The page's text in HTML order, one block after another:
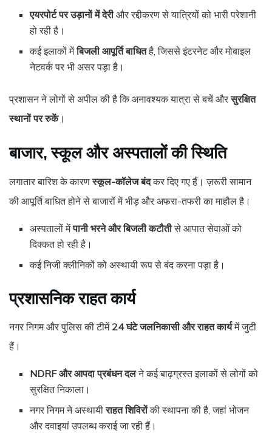
एयरपोर्ट पर उड़ानों में देरीऔर रद्दीकरण से यात्रियों को भारी परेशानी
हो रही है।
कई इलाकों मेंबिजली आपूर्ति बाधितहै, जिससे इंटरनेट और मोबाइल
नेटवर्क पर भी असर पड़ा है।
प्रशासन ने लोगों से अपील की है कि अनावश्यक यात्रा से बचें औरसुरक्षित
स्थानों पर रुकें।
बाजार, स्कूल और अस्पतालों की स्थिति
लगातार बारिश के कारणस्कूल-कॉलेज बंदकर दिए गए हैं। ज़रूरी सामान
की आपूर्ति बाधित होने से बाजारों में भीड़ और अफरा-तफरी का माहौल है।
अस्पतालों मेंपानी भरने और बिजली कटौतीसे आपात सेवाओं को
दिक्कत हो रही है।
कई निजी क्लीनिकों को अस्थायी रूप से बंद करना पड़ा है।
प्रशासनिक राहत कार्य
नगर निगम और पुलिस की टीमें 24 घंटे जलनिकासी और राहत कार्यमें जुटी
हैं।
NDRF और आपदा प्रबंधन दलने कई बाढ़ग्रस्त इलाकों से लोगों को
सुरक्षित निकाला।
नगर निगम ने अस्थायीराहत शिविरोंकी स्थापना की है, जहां भोजन
और दवाइयां उपलब्ध कराई जा रही हैं।